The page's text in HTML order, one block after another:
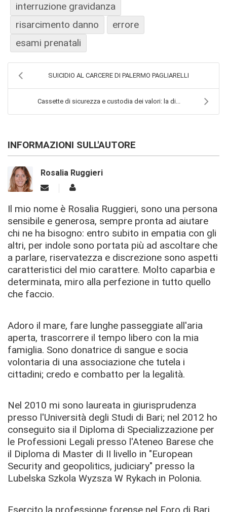
interruzione gravidanza
risarcimento danno
errore
esami prenatali
SUICIDIO AL CARCERE DI PALERMO PAGLIARELLI
Cassette di sicurezza e custodia dei valori: la di...
INFORMAZIONI SULL'AUTORE
Rosalia Ruggieri
Il mio nome è Rosalia Ruggieri, sono una persona
sensibile e generosa, sempre pronta ad aiutare
chi ne ha bisogno: entro subito in empatia con gli
altri, per indole sono portata più ad ascoltare che
a parlare, riservatezza e discrezione sono aspetti
caratteristici del mio carattere. Molto caparbia e
determinata, miro alla perfezione in tutto quello
che faccio.
Adoro il mare, fare lunghe passeggiate all'aria
aperta, trascorrere il tempo libero con la mia
famiglia. Sono donatrice di sangue e socia
volontaria di una associazione che tutela i
cittadini; credo e combatto per la legalità.
Nel 2010 mi sono laureata in giurisprudenza
presso l'Università degli Studi di Bari; nel 2012 ho
conseguito sia il Diploma di Specializzazione per
le Professioni Legali presso l'Ateneo Barese che
il Diploma di Master di II livello in "European
Security and geopolitics, judiciary" presso la
Lubelska Szkola Wyzsza W Rykach in Polonia.
Esercito la professione forense nel Foro di Bari,